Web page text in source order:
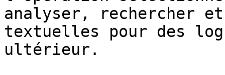
analyser, rechercher et
textuelles pour des
ultérieur.